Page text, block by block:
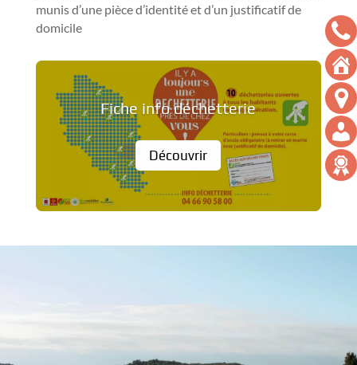
munis d’une pièce d’identité et d’un justificatif de
domicile
Fiche info déchetterie
Découvrir